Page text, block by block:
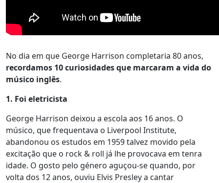
No dia em que George Harrison completaria 80 anos,
recordamos 10 curiosidades que marcaram a vida do
músico inglês.
1. Foi eletricista
George Harrison deixou a escola aos 16 anos. O
músico, que frequentava o Liverpool Institute,
abandonou os estudos em 1959 talvez movido pela
excitação que o rock & roll já lhe provocava em tenra
idade. O gosto pelo género aguçou-se quando, por
volta dos 12 anos, ouviu Elvis Presley a cantar